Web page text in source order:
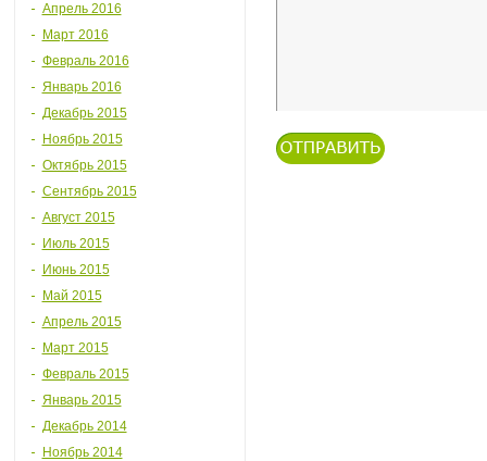
Апрель 2016
Март 2016
Февраль 2016
Январь 2016
Декабрь 2015
Ноябрь 2015
Октябрь 2015
Сентябрь 2015
Август 2015
Июль 2015
Июнь 2015
Май 2015
Апрель 2015
Март 2015
Февраль 2015
Январь 2015
Декабрь 2014
Ноябрь 2014